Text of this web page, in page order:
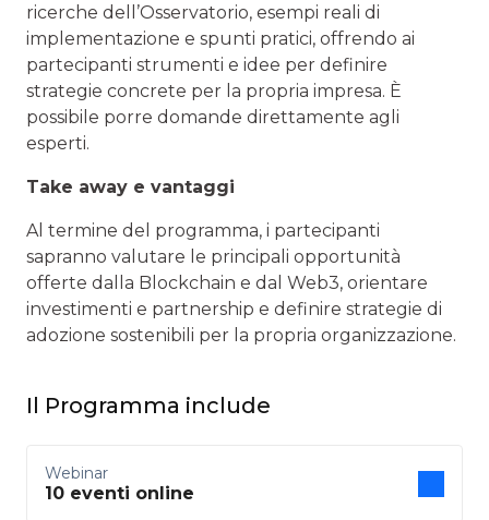
ricerche dell’Osservatorio, esempi reali di
implementazione e spunti pratici, offrendo ai
partecipanti strumenti e idee per definire
strategie concrete per la propria impresa. È
possibile porre domande direttamente agli
esperti.
Take away e vantaggi
Al termine del programma, i partecipanti
sapranno valutare le principali opportunità
offerte dalla Blockchain e dal Web3, orientare
investimenti e partnership e definire strategie di
adozione sostenibili per la propria organizzazione.
Il Programma include
Webinar
10 eventi online